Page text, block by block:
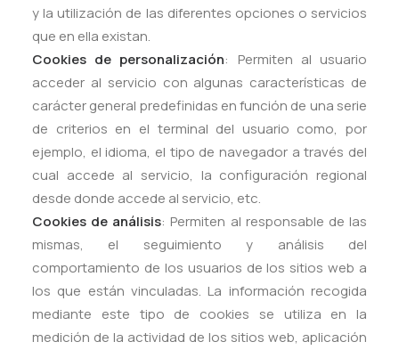
y la utilización de las diferentes opciones o servicios
que en ella existan.
Cookies de personalización: Permiten al usuario
acceder al servicio con algunas características de
carácter general predefinidas en función de una serie
de criterios en el terminal del usuario como, por
ejemplo, el idioma, el tipo de navegador a través del
cual accede al servicio, la configuración regional
desde donde accede al servicio, etc.
Cookies de análisis: Permiten al responsable de las
mismas, el seguimiento y análisis del
comportamiento de los usuarios de los sitios web a
los que están vinculadas. La información recogida
mediante este tipo de cookies se utiliza en la
medición de la actividad de los sitios web, aplicación